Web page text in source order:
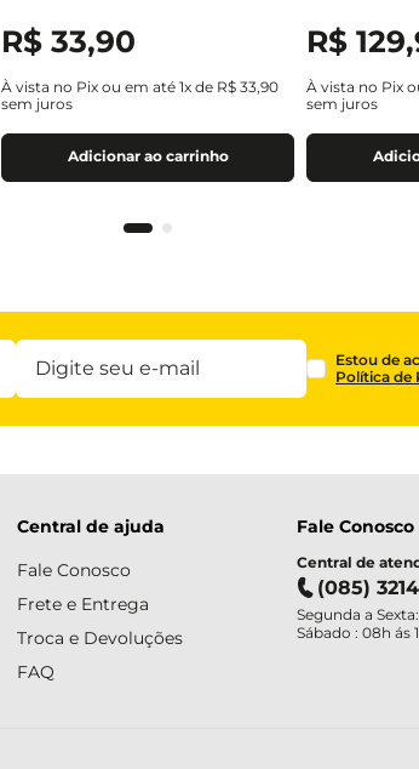
R$ 33,90
À vista no Pix ou em até 1x de R$ 33,90
sem juros
Adicionar ao carrinho
R$ 129,
À vista no Pix
sem juros
Estou de
Política de
Central de ajuda
Fale Conosco
Frete e Entrega
Troca e Devoluções
FAQ
Fale Conosco
Central de
(085)
Segunda a
Sábado : 08h ás